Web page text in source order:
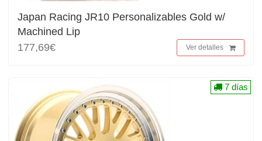
Japan Racing JR10 Personalizables Gold w/
Machined Lip
177,69€
Ver detalles
7 días